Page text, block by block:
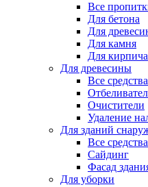
Все
Для бетона
Для
Для камня
Для кирпича
Для древесины
Все
Очистители
Удаление
Для зданий
Все
Сайдинг
Фасад
Для уборки